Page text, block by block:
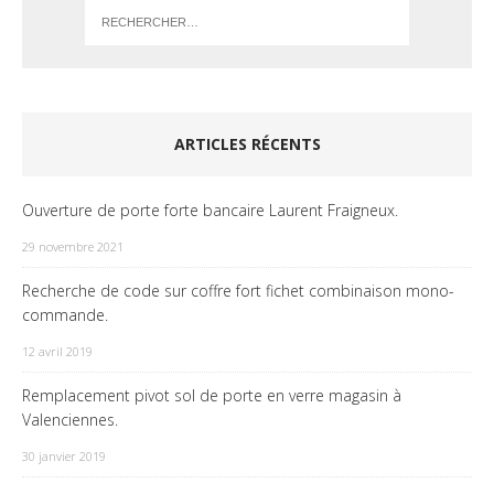
ARTICLES RÉCENTS
Ouverture de porte forte bancaire Laurent Fraigneux.
29 novembre 2021
Recherche de code sur coffre fort fichet combinaison mono-
commande.
12 avril 2019
Remplacement pivot sol de porte en verre magasin à
Valenciennes.
30 janvier 2019